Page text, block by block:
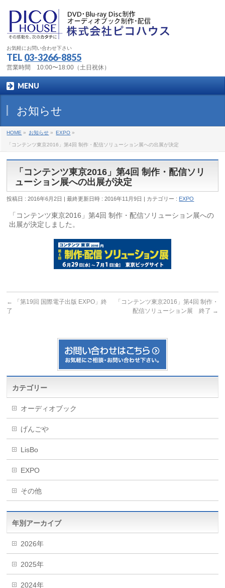
お気軽にお問い合わせ下さい
TEL 03-3266-8855
営業時間 10:00〜18:00（土日祝休）
MENU
お知らせ
HOME » お知らせ » EXPO »
「コンテンツ東京2016」第4回 制作・配信ソリューション展への出展が決定
「コンテンツ東京2016」第4回 制作・配信ソリ
ューション展への出展が決定
投稿日 : 2016年6月2日 最終更新日時 : 2016年11月9日 カテゴリー : EXPO
「コンテンツ東京2016」第4回 制作・配信ソリューション展への
出展が決定しました。
←
「第19回 国際電子出版 EXPO」終
了
「コンテンツ東京2016」第4回 制作・
配信ソリューション展 終了 →
カテゴリー
オーディオブック
げんごや
LisBo
EXPO
その他
年別アーカイブ
2026年
2025年
2024年